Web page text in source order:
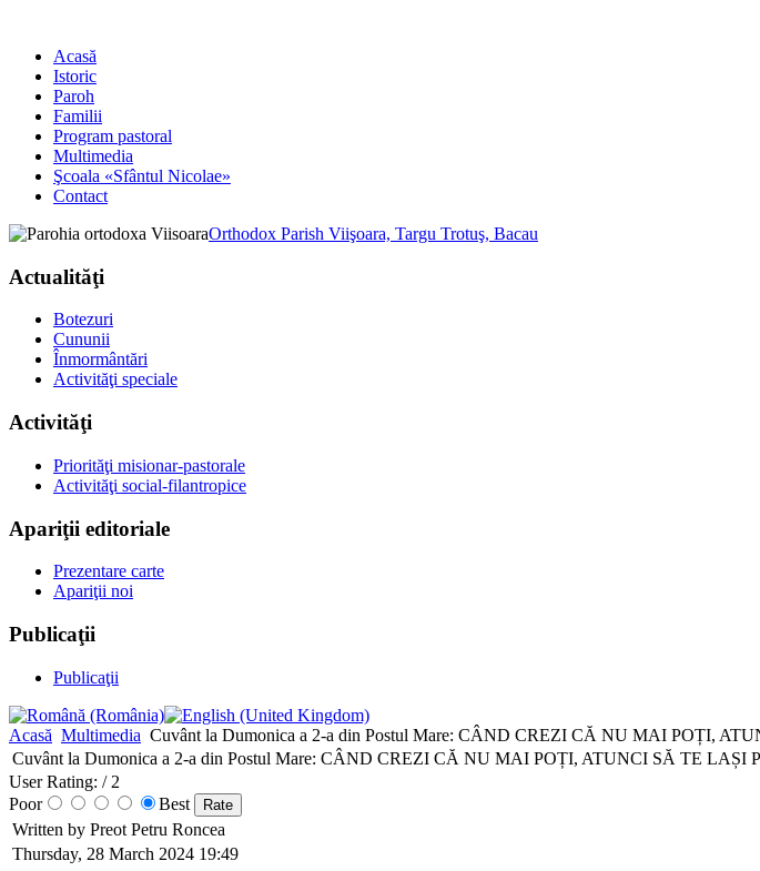
Acasă
Istoric
Paroh
Familii
Program pastoral
Multimedia
Şcoala «Sfântul Nicolae»
Contact
Orthodox Parish Viişoara, Targu Trotuş, Bacau
Actualităţi
Botezuri
Cununii
Înmormântări
Activităţi speciale
Activităţi
Priorităţi misionar-pastorale
Activităţi social-filantropice
Apariţii editoriale
Prezentare carte
Apariţii noi
Publicaţii
Publicaţii
Acasă Multimedia Cuvânt la Dumonica a 2-a din Postul Mare: CÂND CREZI CĂ NU MAI POȚI,
Cuvânt la Dumonica a 2-a din Postul Mare: CÂND CREZI CĂ NU MAI POȚI, ATUNCI SĂ TE
User Rating: / 2
Poor
Best
Written by Preot Petru Roncea
Thursday, 28 March 2024 19:49